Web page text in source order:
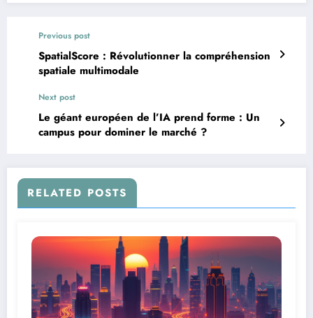
Previous post
SpatialScore : Révolutionner la compréhension
spatiale multimodale
Next post
Le géant européen de l’IA prend forme : Un
campus pour dominer le marché ?
RELATED POSTS